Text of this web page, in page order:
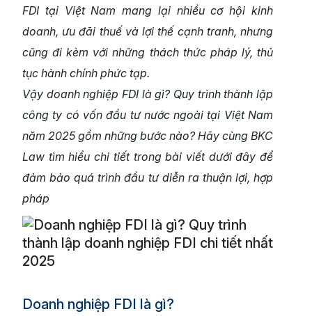
FDI tại Việt Nam mang lại nhiều cơ hội kinh
doanh, ưu đãi thuế và lợi thế cạnh tranh, nhưng
cũng đi kèm với những thách thức pháp lý, thủ
tục hành chính phức tạp.
Vậy doanh nghiệp FDI là gì? Quy trình thành lập
công ty có vốn đầu tư nước ngoài tại Việt Nam
năm 2025 gồm những bước nào? Hãy cùng BKC
Law tìm hiểu chi tiết trong bài viết dưới đây để
đảm bảo quá trình đầu tư diễn ra thuận lợi, hợp
pháp
Doanh nghiệp FDI là gì?